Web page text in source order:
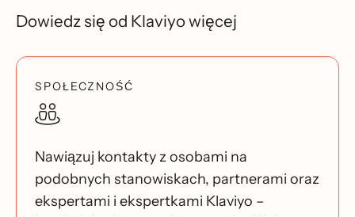
Dowiedz się od Klaviyo więcej
SPOŁECZNOŚĆ
Nawiązuj kontakty z osobami na
podobnych stanowiskach, partnerami oraz
ekspertami i ekspertkami Klaviyo –